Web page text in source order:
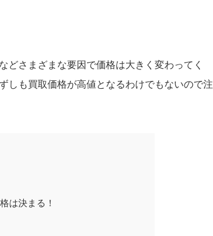
どさまざまな要因で価格は大きく変わってく
しも買取価格が高値となるわけでもないので注
は決まる！